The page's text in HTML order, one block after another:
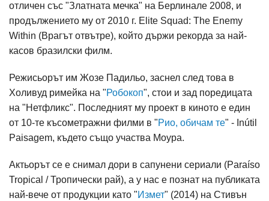
отличен със "Златната мечка" на Берлинале 2008, и
продължението му от 2010 г. Elite Squad: The Enemy
Within (Врагът отвътре), който държи рекорда за най-
касов бразилски филм.
Режисьорът им Жозе Падильо, заснел след това в
Холивуд римейка на "Робокоп", стои и зад поредицата
на "Нетфликс". Последният му проект в киното е един
от 10-те късометражни филми в "Рио, обичам те" - Inútil
Paisagem, където също участва Моура.
Актьорът се е снимал дори в сапунени сериали (Paraíso
Tropical / Тропически рай), а у нас е познат на публиката
най-вече от продукции като "Измет" (2014) на Стивън